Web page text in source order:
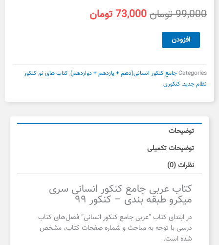
99,000تومانقیمت
73,000تومان
عربی
کنکور
انسانی
سری
میکرو
بندی
کنکور
افزودن
Categoriesجامع کنکور انسانی(دهم + یازدهم + دوازدهم),کتاب های نو,کنکور
نظام جدید,کنکوری
توضیحات
توضیحات تکمیلی
نظرات (0)
کتاب عربی جامع کنکور انسانی سری
میکرو طبقه بندی – کنکور ۹۹
در ابتدای کتاب “عربی جامع کنکور انسانی” فصل‌های کتاب
درسی با توجه به مباحث و شماره صفحات کتاب، مشخص
شده است.